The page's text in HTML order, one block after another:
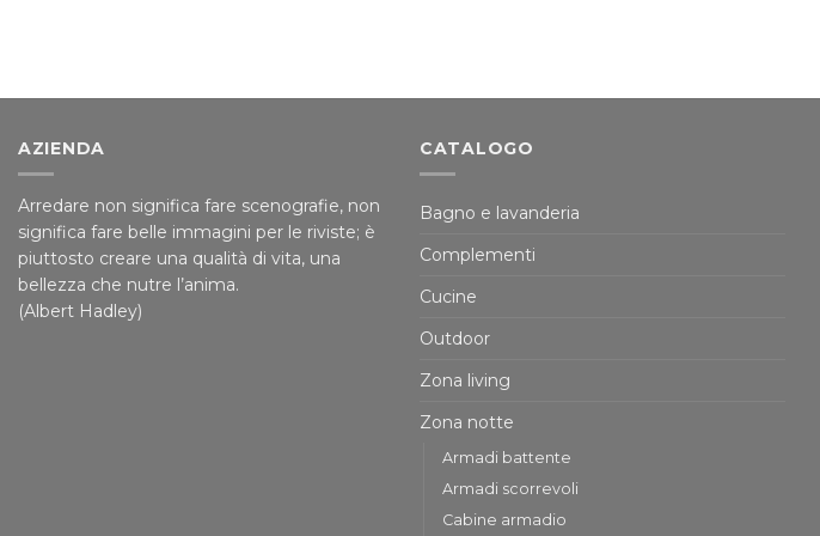
AZIENDA
Arredare non significa fare scenografie, non
significa fare belle immagini per le riviste; è
piuttosto creare una qualità di vita, una
bellezza che nutre l’anima.
(Albert Hadley)
CATALOGO
Bagno e lavanderia
Complementi
Cucine
Outdoor
Zona living
Zona notte
Armadi battente
Armadi scorrevoli
Cabine armadio